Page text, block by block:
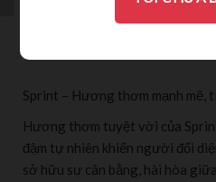
Sprint – Hương thơm mạnh mẽ,
Hương thơm tuyệt vời của
đậm tự nhiên khiến người đối
sở hữu sự cân bằng, hài hòa